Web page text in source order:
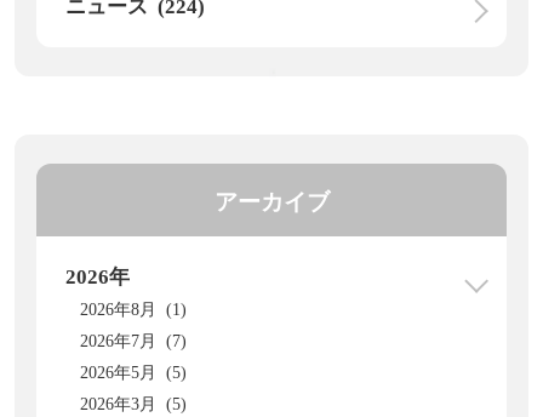
ニュース (224)
アーカイブ
2026年
2026年8月 (1)
2026年7月 (7)
2026年5月 (5)
2026年3月 (5)